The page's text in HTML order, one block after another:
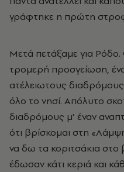
γράφτηκε η πρώτη
Μετά πετάξαμε για
τρομερή προσγείωση,
ατέλειωτους
όλο το νησί. Απόλυτο
διαδρόμους μ’ έναν
ότι βρίσκομαι στη
να δω τα κοριτσάκια
έδωσαν κάτι κεριά και